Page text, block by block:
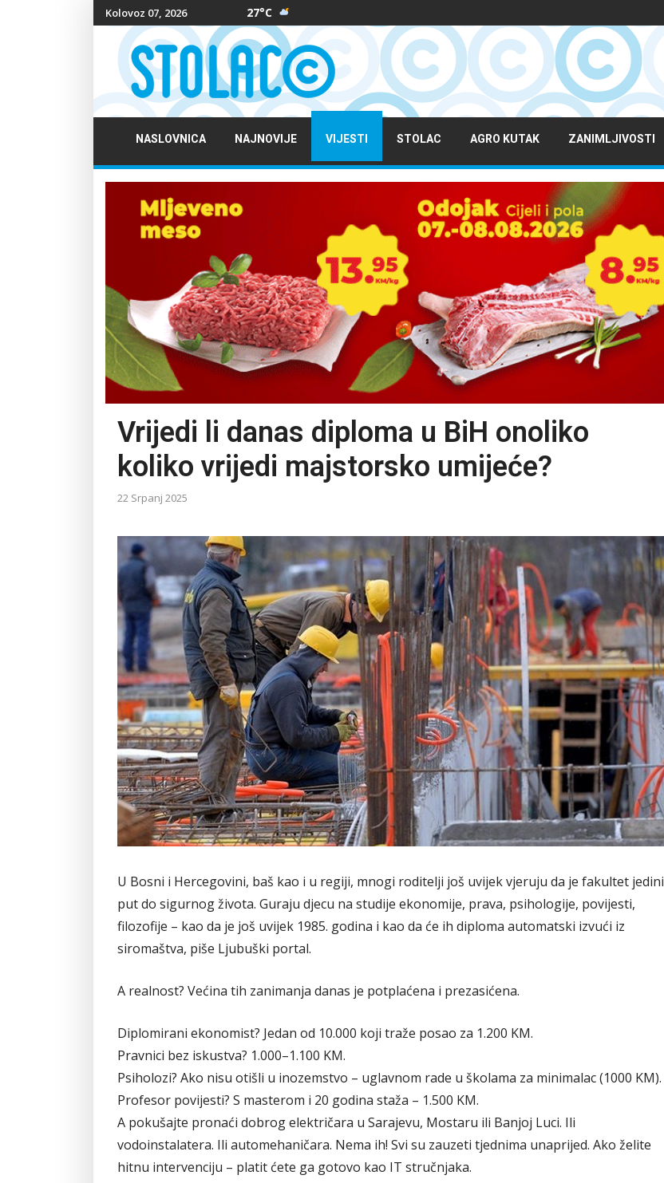
Kolovoz 07, 2026 27°C
NASLOVNICA NAJNOVIJE VIJESTI STOLAC AGRO KUTAK ZANIMLJIVOSTI
Vrijedi li danas diploma u BiH onoliko
koliko vrijedi majstorsko umijeće?
22 Srpanj 2025
U Bosni i Hercegovini, baš kao i u regiji, mnogi roditelji još uvijek vjeruju da je fakultet jedini
put do sigurnog života. Guraju djecu na studije ekonomije, prava, psihologije, povijesti,
filozofije – kao da je još uvijek 1985. godina i kao da će ih diploma automatski izvući iz
siromaštva, piše Ljubuški portal.
A realnost? Većina tih zanimanja danas je potplaćena i prezasićena.
Diplomirani ekonomist? Jedan od 10.000 koji traže posao za 1.200 KM.
Pravnici bez iskustva? 1.000–1.100 KM.
Psiholozi? Ako nisu otišli u inozemstvo – uglavnom rade u školama za minimalac (1000 KM).
Profesor povijesti? S masterom i 20 godina staža – 1.500 KM.
A pokušajte pronaći dobrog električara u Sarajevu, Mostaru ili Banjoj Luci. Ili
vodoinstalatera. Ili automehaničara. Nema ih! Svi su zauzeti tjednima unaprijed. Ako želite
hitnu intervenciju – platit ćete ga gotovo kao IT stručnjaka.